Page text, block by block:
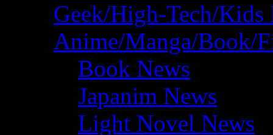
Geek/High-Tech/Kids
Anime/Manga/Book/
Book News
Japanim News
Light Novel News